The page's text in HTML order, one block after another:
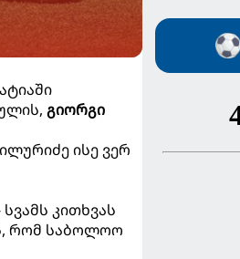
გიორგი
ისე ვერ
კითხვას
რომ საბოლოო